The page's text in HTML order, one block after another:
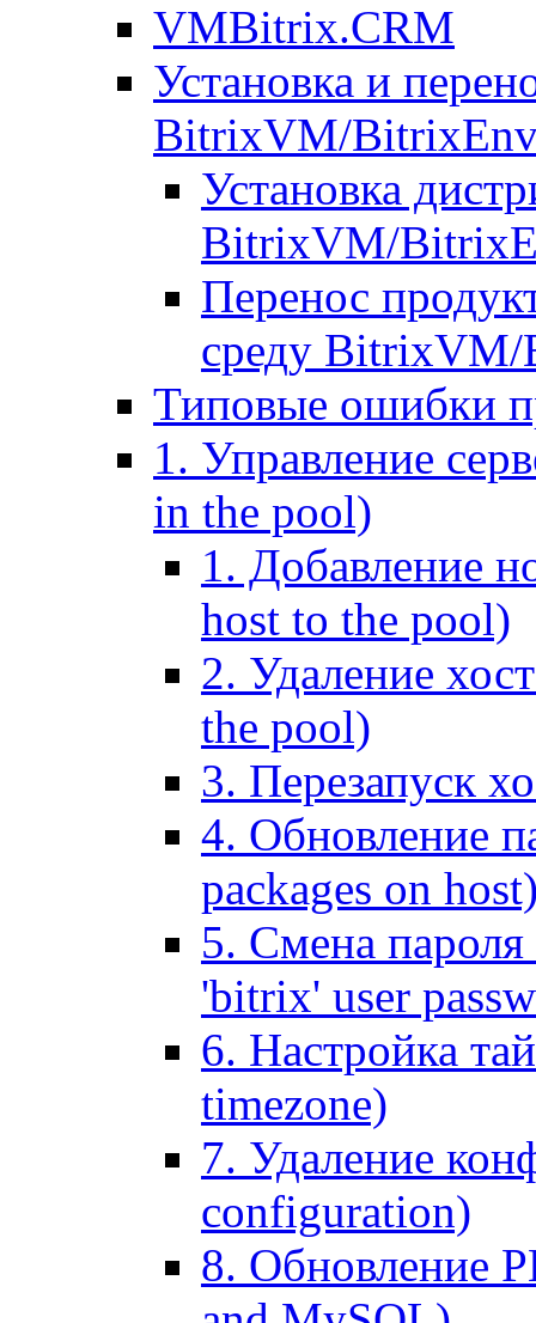
VMBitrix.CRM
Установка и
BitrixVM/
Установка
BitrixVM/
Перенос
среду
Типовые ошибки
1. Управление
in the pool)
1. Добавление
host to the pool)
2. Удаление
the pool)
3. Перезапуск
4. Обновление
packages on
5. Смена пароля
'bitrix' user
6. Настройка
timezone)
7. Удаление
configuration)
8. Обновление